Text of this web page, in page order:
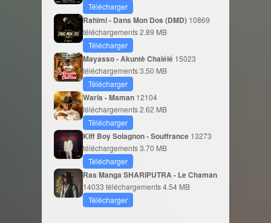
Télécharger
Rahimi - Dans Mon Dos (DMD) 10869
téléchargements2.89 MB
Télécharger
Mayasso - Akuntè Chalélé 15023
téléchargements3.50 MB
Télécharger
Waris - Maman 12104
téléchargements2.62 MB
Télécharger
Kiff Boy Solagnon - Souffrance 13273
téléchargements3.70 MB
Télécharger
Ras Manga SHARIPUTRA - Le Chaman
14033 téléchargements4.54 MB
Télécharger